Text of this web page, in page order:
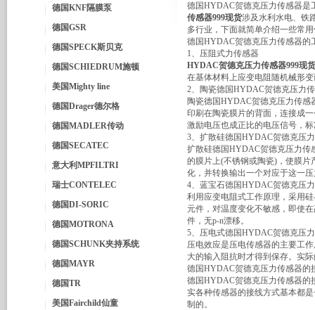
德国KNF隔膜泵
德国GSR
德国SPECK斯贝克
德国SCHIEDRUM施顿
美国Mighty line
德国Drager德尔格
德国MADLER传动
德国SECATEC
意大利MPFILTRI
瑞士CONTELEC
德国DI-SORIC
德国MOTRONA
德国SCHUNK夹持系统
德国MAYR
德国TR
美国Fairchild仙童
德国HYDAC贺德克压力传感器是
传感器999现货涉及水利水电、铁
多行业，下面就简单介绍一些常
德国HYDAC贺德克压力传感器的
1、压阻式力传感器
HYDAC贺德克压力传感器999现货
在基体材料上应变电阻随机械形
2、陶瓷德国HYDAC贺德克压力
陶瓷德国HYDAC贺德克压力传感
印刷在陶瓷膜片的背面，连接成
激励电压也成正比的电压信号，
3、扩散硅德国HYDAC贺德克压
扩散硅德国HYDAC贺德克压力传
的膜片上(不锈钢或陶瓷)， 使膜片
化，并转换输出一个对应于这一
4、蓝宝石德国HYDAC贺德克压
利用应变电阻式工作原理，采用
元件，对温度变化不敏感，即使
件，无p-n漂移。
5、压电式德国HYDAC贺德克压
压电效应是压电传感器的主要工
大的输入阻抗时才得到保存。实
德国HYDAC贺德克压力传感器的
德国HYDAC贺德克压力传感器的
实各种传感器的接线方式基本都
制的。